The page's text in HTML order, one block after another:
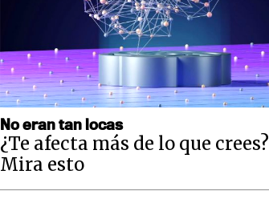
No eran tan locas
¿Te afecta más de lo que crees?
Mira esto